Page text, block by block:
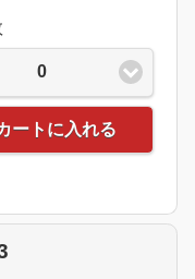
0
ートに入れる